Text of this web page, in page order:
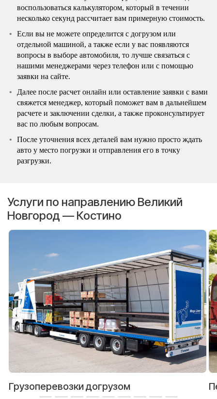
воспользоваться калькулятором, который в течении
несколько секунд рассчитает вам примерную стоимость.
Если вы не можете определится с догрузом или
отдельной машиной, а также если у вас появляются
вопросы в выборе автомобиля, то лучше связаться с
нашими менеджерами через телефон или с помощью
заявки на сайте.
Далее после расчет онлайн или оставление заявки с вами
свяжется менеджер, который поможет вам в дальнейшем
расчете и заключении сделки, а также проконсультирует
вас по любым вопросам.
После уточнения всех деталей вам нужно просто ждать
авто у место погрузки и отправления его в точку
разгрузки.
Услуги по направлению Великий
Новгород — Костино
Грузоперевозки догрузом